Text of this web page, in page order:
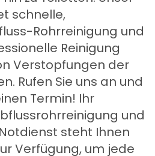
schnelle,
Rohrreinigung und
Reinigung
Verstopfungen der
Rufen Sie uns an und
Termin! Ihr
und
steht Ihnen
Verfügung, um jede